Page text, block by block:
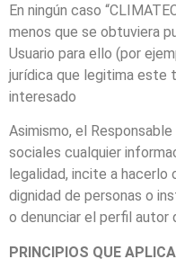
En ningún caso
menos que se obtuviera
Usuario para ello (por
jurídica que legitima este
interesado​
Asimismo, el
sociales cualquier
legalidad, incite a
dignidad de personas o
o denunciar el perfil autor
PRINCIPIOS QUE